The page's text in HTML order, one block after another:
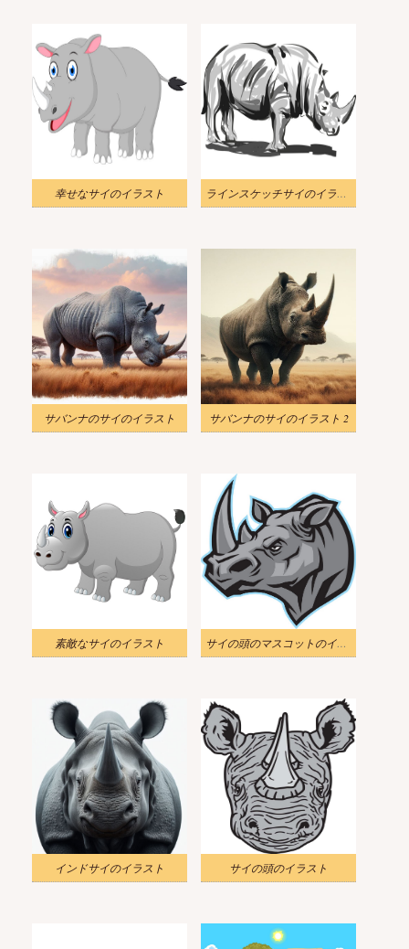
幸せなサイのイラスト ラインスケッチサイのイラスト
サバンナのサイのイラスト サバンナのサイのイラスト 2
素敵なサイのイラスト サイの頭のマスコットのイラスト
インドサイのイラスト サイの頭のイラスト